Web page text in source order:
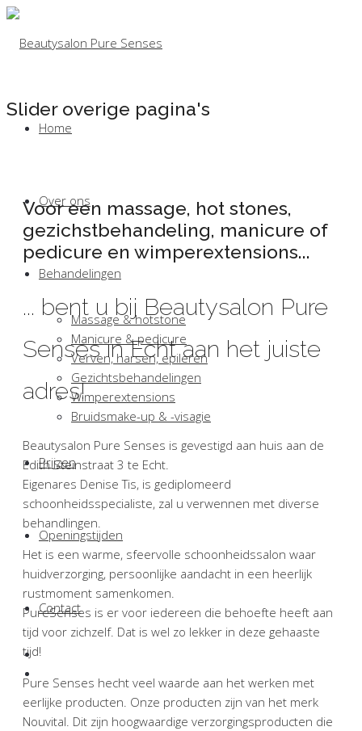
Home
Over ons
Behandelingen
Massage & hotstone
Manicure & pedicure
Verven, harsen, epileren
Gezichtsbehandelingen
Wimperextensions
Bruidsmake-up & -visagie
Prijzen
Openingstijden
Contact
Slider overige pagina's
Voor een massage, hot stones,
gezichstbehandeling, manicure of
pedicure en wimper­extensions...
... bent u bij Beautysalon Pure
Senses in Echt aan het juiste
adres!
Beautysalon Pure Senses is gevestigd aan huis aan de
Edith Steinstraat 3 te Echt.
Eigenares Denise Tis, is gediplomeerd
schoonheidsspecialiste, zal u verwennen met diverse
behandlingen.
Het is een warme, sfeervolle schoonheidssalon waar
huidverzorging, persoonlijke aandacht in een heerlijk
rustmoment samenkomen.
PureSenses is er voor iedereen die behoefte heeft aan
tijd voor zichzelf. Dat is wel zo lekker in deze gehaaste
tijd!
Pure Senses hecht veel waarde aan het werken met
eerlijke producten. Onze producten zijn van het merk
Nouvital. Dit zijn hoogwaardige verzorgingsproducten die